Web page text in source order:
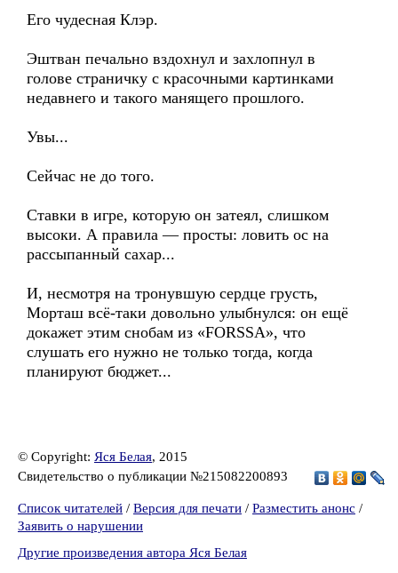
Его чудесная Клэр.
Эштван печально вздохнул и захлопнул в
голове страничку с красочными картинками
недавнего и такого манящего прошлого.
Увы...
Сейчас не до того.
Ставки в игре, которую он затеял, слишком
высоки. А правила — просты: ловить ос на
рассыпанный сахар...
И, несмотря на тронувшую сердце грусть,
Морташ всё-таки довольно улыбнулся: он ещё
докажет этим снобам из «FORSSA», что
слушать его нужно не только тогда, когда
планируют бюджет...
© Copyright: Яся Белая, 2015
Свидетельство о публикации №215082200893
Список читателей / Версия для печати / Разместить анонс /
Заявить о нарушении
Другие произведения автора Яся Белая